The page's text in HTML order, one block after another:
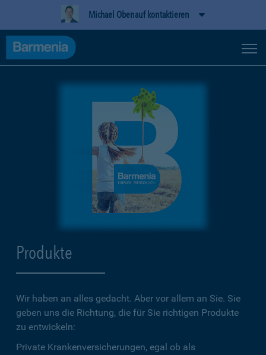
Michael Obenauf kontaktieren
Produkte
Wir haben an alles gedacht. Aber vor allem an Sie. Sie
geben uns die Richtung, die für Sie richtigen Produkte
zu entwickeln:
Private Krankenversicherungen, egal ob als